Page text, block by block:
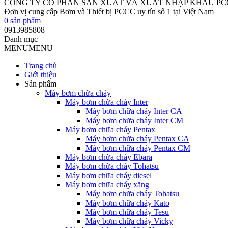
CÔNG TY CỔ PHẦN SẢN XUẤT VÀ XUẤT NHẬP KHẨU
Đơn vị cung cấp Bơm và Thiết bị PCCC uy tín số 1 tại Việt Nam
0 sản phẩm
0913985808
Danh mục
MENUMENU
Trang chủ
Giới thiệu
Sản phẩm
Máy bơm chữa cháy
Máy bơm chữa cháy Inter
Máy bơm chữa cháy Inter CA
Máy bơm chữa cháy Inter CM
Máy bơm chữa cháy Pentax
Máy bơm chữa cháy Pentax CA
Máy bơm chữa cháy Pentax CM
Máy bơm chữa cháy Ebara
Máy bơm chữa cháy Tohatsu
Máy bơm chữa cháy diesel
Máy bơm chữa cháy xăng
Máy bơm chữa cháy Tohatsu
Máy bơm chữa cháy Kato
Máy bơm chữa cháy Tesu
Máy bơm chữa cháy Vicky